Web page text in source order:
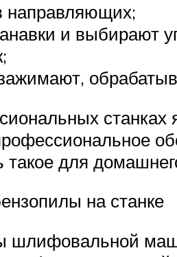
направляющих;
и выбирают
такое для
на станке
шлифовальной